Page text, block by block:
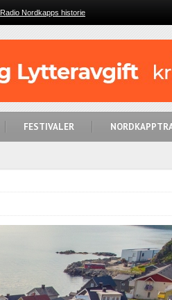
Radio Nordkapps historie
FESTIVALER